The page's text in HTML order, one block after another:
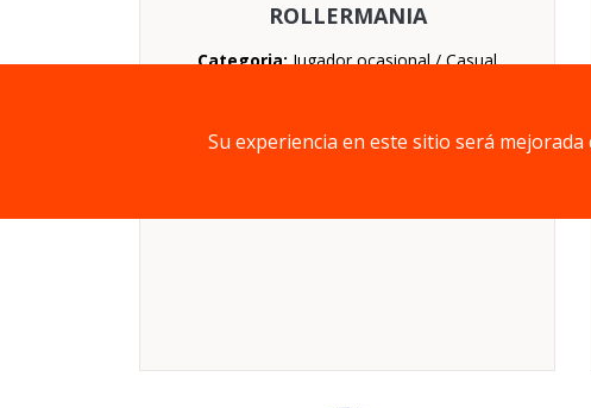
ROLLERMANIA
Categoria:Jugador ocasional / Casual
Mecánica:Selección de cartas (Drafting)
Su experiencia en este sitio será